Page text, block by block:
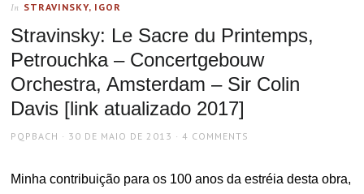
In STRAVINSKY, IGOR
Stravinsky: Le Sacre du Printemps,
Petrouchka – Concertgebouw
Orchestra, Amsterdam – Sir Colin
Davis [link atualizado 2017]
AUTHOR
PQPBACH
POSTED
30 DE MAIO DE 2013 4 COMMENTS
Minha contribuição para os 100 anos da estréia desta obra,